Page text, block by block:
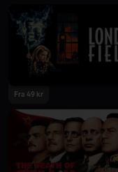
Fra 49 kr